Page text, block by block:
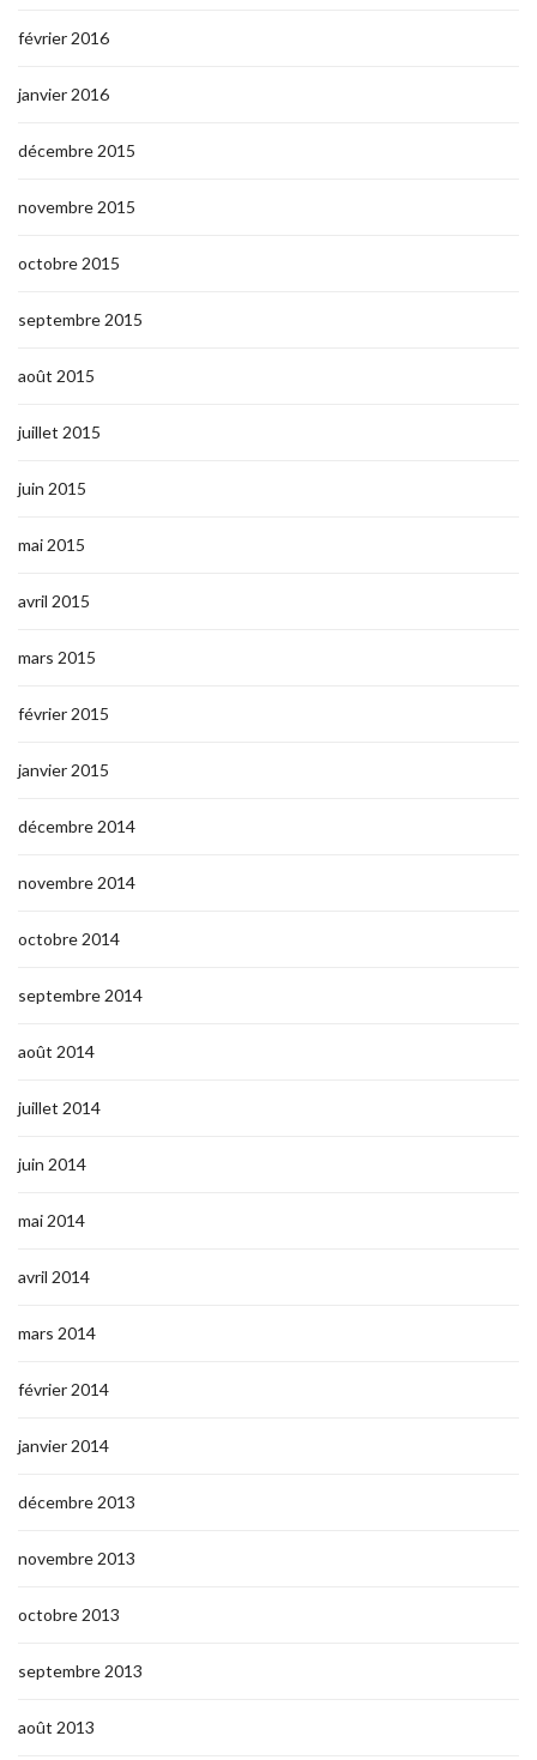
février 2016
janvier 2016
décembre 2015
novembre 2015
octobre 2015
septembre 2015
août 2015
juillet 2015
juin 2015
mai 2015
avril 2015
mars 2015
février 2015
janvier 2015
décembre 2014
novembre 2014
octobre 2014
septembre 2014
août 2014
juillet 2014
juin 2014
mai 2014
avril 2014
mars 2014
février 2014
janvier 2014
décembre 2013
novembre 2013
octobre 2013
septembre 2013
août 2013